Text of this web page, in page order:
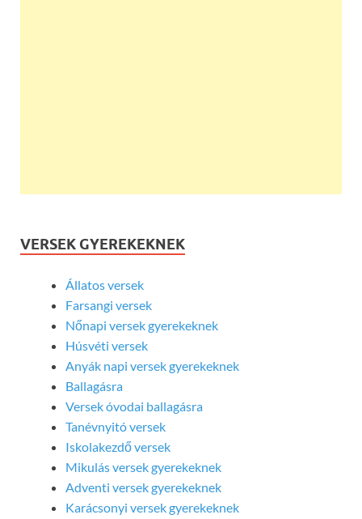
VERSEK GYEREKEKNEK
Állatos versek
Farsangi versek
Nőnapi versek gyerekeknek
Húsvéti versek
Anyák napi versek gyerekeknek
Ballagásra
Versek óvodai ballagásra
Tanévnyitó versek
Iskolakezdő versek
Mikulás versek gyerekeknek
Adventi versek gyerekeknek
Karácsonyi versek gyerekeknek